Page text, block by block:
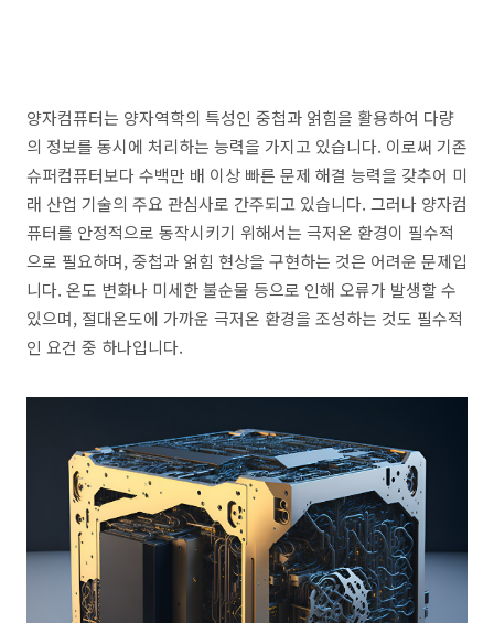
양자컴퓨터는 양자역학의 특성인 중첩과 얽힘을 활용하여 다량
의 정보를 동시에 처리하는 능력을 가지고 있습니다. 이로써 기존
슈퍼컴퓨터보다 수백만 배 이상 빠른 문제 해결 능력을 갖추어 미
래 산업 기술의 주요 관심사로 간주되고 있습니다. 그러나 양자컴
퓨터를 안정적으로 동작시키기 위해서는 극저온 환경이 필수적
으로 필요하며, 중첩과 얽힘 현상을 구현하는 것은 어려운 문제입
니다. 온도 변화나 미세한 불순물 등으로 인해 오류가 발생할 수
있으며, 절대온도에 가까운 극저온 환경을 조성하는 것도 필수적
인 요건 중 하나입니다.